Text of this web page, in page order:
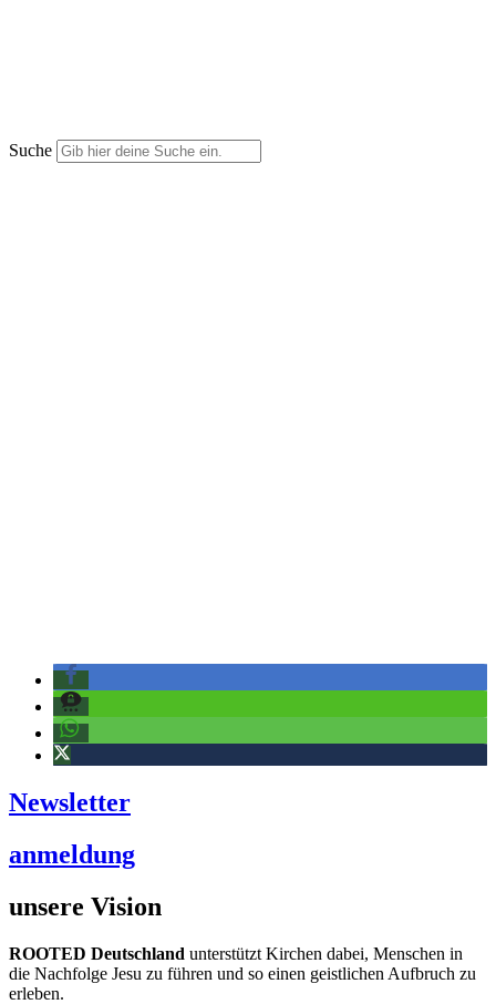
Suche
Newsletter
anmeldung
unsere Vision
ROOTED Deutschland unterstützt Kirchen dabei, Menschen in
die Nachfolge Jesu zu führen und so einen geistlichen Aufbruch zu
erleben.